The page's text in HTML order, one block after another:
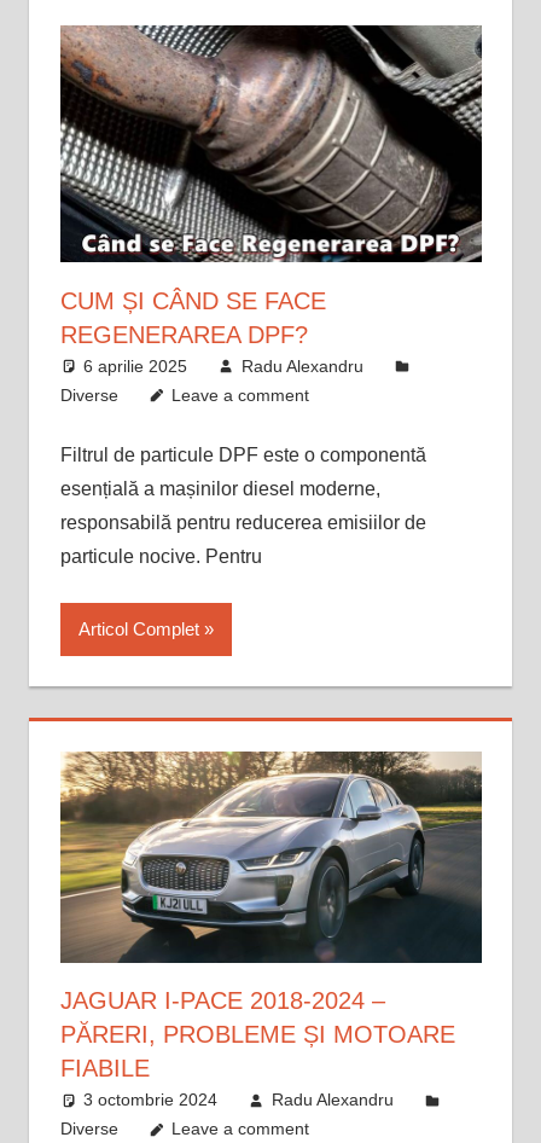
CUM ȘI CÂND SE FACE
REGENERAREA DPF?
6 aprilie 2025
Radu Alexandru
Diverse
Leave a comment
Filtrul de particule DPF este o componentă
esențială a mașinilor diesel moderne,
responsabilă pentru reducerea emisiilor de
particule nocive. Pentru
Articol Complet
JAGUAR I-PACE 2018-2024 –
PĂRERI, PROBLEME ȘI MOTOARE
FIABILE
3 octombrie 2024
Radu Alexandru
Diverse
Leave a comment